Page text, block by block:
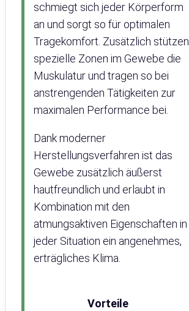
schmiegt sich jeder Körperform
an und sorgt so für optimalen
Tragekomfort. Zusätzlich stützen
spezielle Zonen im Gewebe die
Muskulatur und tragen so bei
anstrengenden Tätigkeiten zur
maximalen Performance bei.
Dank moderner
Herstellungsverfahren ist das
Gewebe zusätzlich äußerst
hautfreundlich und erlaubt in
Kombination mit den
atmungsaktiven Eigenschaften in
jeder Situation ein angenehmes,
erträgliches Klima.
Vorteile